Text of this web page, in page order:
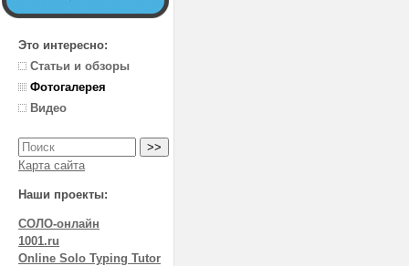
Это интересно:
Статьи и обзоры
Фотогалерея
Видео
Карта сайта
Наши проекты:
СОЛО-онлайн
1001.ru
Online Solo Typing Tutor